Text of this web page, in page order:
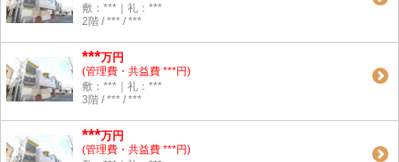
敷：***｜礼：***
2階 / *** / ***
***万円
(管理費・共益費 ***円)
敷：***｜礼：***
3階 / *** / ***
***万円
(管理費・共益費 ***円)